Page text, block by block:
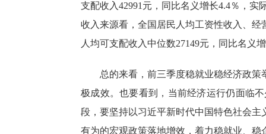
支配收入42991 元，同比名义增长4.4％ ，实
收入来源看，全国居民人均工资性收入、
人均可支配收入中位数27149元，同比名义
总的来看，前三季度稳就业稳经济政
极成效。也要看到，当前经济运行仍面临
段，要坚持以习近平新时代中国特色社会
有为的宏观政策落地增效，着力稳就业、